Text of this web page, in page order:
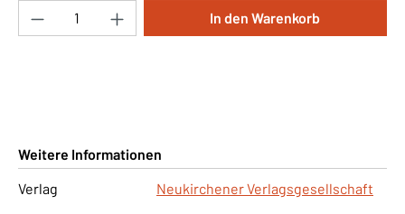
Produkt Anzahl: Gib den gewünschten
In den Warenkorb
Weitere Informationen
Verlag
Neukirchener Verlagsgesellschaft